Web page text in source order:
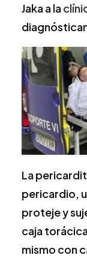
Jaka a la
La
pericardio,
proteje y
caja
mismo con